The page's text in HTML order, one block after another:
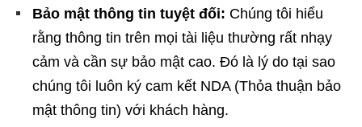
Bảo mật thông tin tuyệt đối: Chúng tôi hiểu
rằng thông tin trên mọi tài liệu thường rất nhạy
cảm và cần sự bảo mật cao. Đó là lý do tại sao
chúng tôi luôn ký cam kết NDA (Thỏa thuận bảo
mật thông tin) với khách hàng.